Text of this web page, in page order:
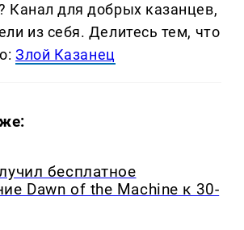
Канал для добрых казанцев,
из себя. Делитеcь тем, что
Злой Казанец
бесплатное
Dawn of the Machine к 30-